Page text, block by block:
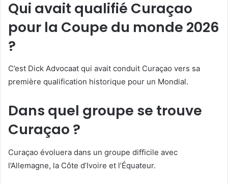
Qui avait qualifié Curaçao
pour la Coupe du monde 2026
?
C’est Dick Advocaat qui avait conduit Curaçao vers sa
première qualification historique pour un Mondial.
Dans quel groupe se trouve
Curaçao ?
Curaçao évoluera dans un groupe difficile avec
l’Allemagne, la Côte d’Ivoire et l’Équateur.